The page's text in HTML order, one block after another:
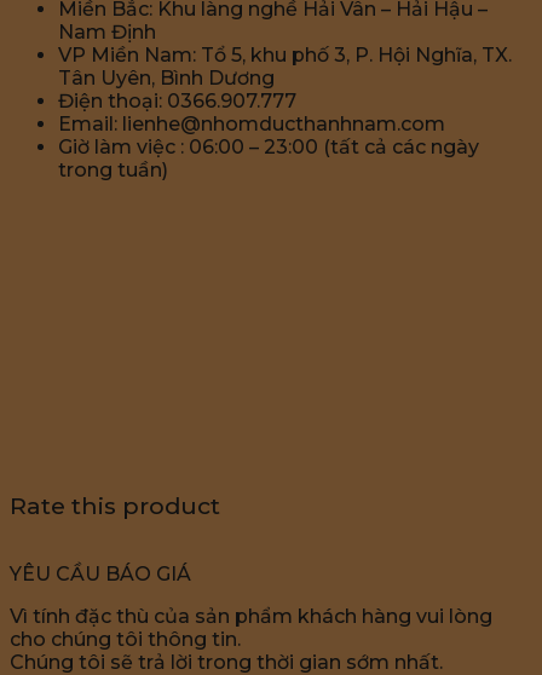
Miền Bắc: Khu làng nghề Hải Vân – Hải Hậu –
Nam Định
VP Miền Nam: Tổ 5, khu phố 3, P. Hội Nghĩa, TX.
Tân Uyên, Bình Dương
Điện thoại: 0366.907.777
Email: lienhe@nhomducthanhnam.com
Giờ làm việc : 06:00 – 23:00 (tất cả các ngày
trong tuần)
Rate this product
YÊU CẦU BÁO GIÁ
Vì tính đặc thù của sản phẩm khách hàng vui lòng
cho chúng tôi thông tin.
Chúng tôi sẽ trả lời trong thời gian sớm nhất.